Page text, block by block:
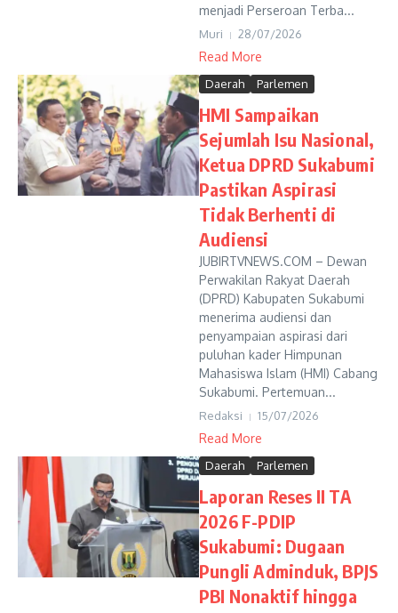
menjadi Perseroan Terba...
Muri 28/07/2026
Read More
Daerah Parlemen
HMI Sampaikan
Sejumlah Isu Nasional,
Ketua DPRD Sukabumi
Pastikan Aspirasi
Tidak Berhenti di
Audiensi
JUBIRTVNEWS.COM – Dewan
Perwakilan Rakyat Daerah
(DPRD) Kabupaten Sukabumi
menerima audiensi dan
penyampaian aspirasi dari
puluhan kader Himpunan
Mahasiswa Islam (HMI) Cabang
Sukabumi. Pertemuan...
Redaksi 15/07/2026
Read More
Daerah Parlemen
Laporan Reses II TA
2026 F-PDIP
Sukabumi: Dugaan
Pungli Adminduk, BPJS
PBI Nonaktif hingga